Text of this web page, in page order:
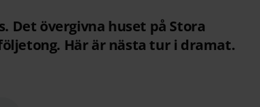
Det övergivna huset på Stora
Här är nästa tur i dramat.